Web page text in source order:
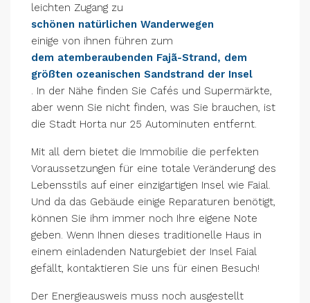
leichten Zugang zu
schönen natürlichen Wanderwegen
einige von ihnen führen zum
dem atemberaubenden Fajã-Strand, dem
größten ozeanischen Sandstrand der Insel
. In der Nähe finden Sie Cafés und Supermärkte,
aber wenn Sie nicht finden, was Sie brauchen, ist
die Stadt Horta nur 25 Autominuten entfernt.
Mit all dem bietet die Immobilie die perfekten
Voraussetzungen für eine totale Veränderung des
Lebensstils auf einer einzigartigen Insel wie Faial.
Und da das Gebäude einige Reparaturen benötigt,
können Sie ihm immer noch Ihre eigene Note
geben. Wenn Ihnen dieses traditionelle Haus in
einem einladenden Naturgebiet der Insel Faial
gefällt, kontaktieren Sie uns für einen Besuch!
Der Energieausweis muss noch ausgestellt